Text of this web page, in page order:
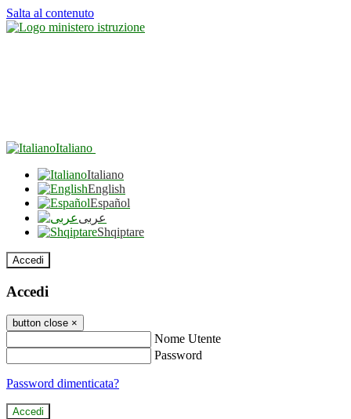
Salta al contenuto
Italiano
Italiano
English
Español
عربى
Shqiptare
Accedi
Accedi
button close ×
Nome Utente
Password
Password dimenticata?